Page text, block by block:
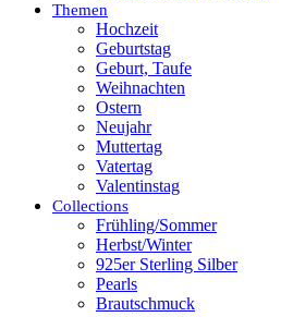
Themen
Hochzeit
Geburtstag
Geburt, Taufe
Weihnachten
Ostern
Neujahr
Muttertag
Vatertag
Valentinstag
Collections
Frühling/Sommer
Herbst/Winter
925er Sterling Silber
Pearls
Brautschmuck